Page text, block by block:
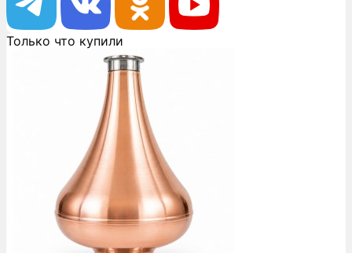
Только что купили